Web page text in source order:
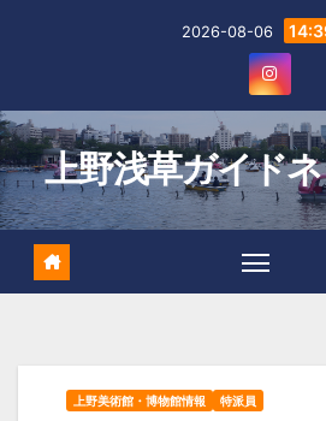
2026-08-06
上野浅草ガイド
上野美術館・博物館情報 特派員